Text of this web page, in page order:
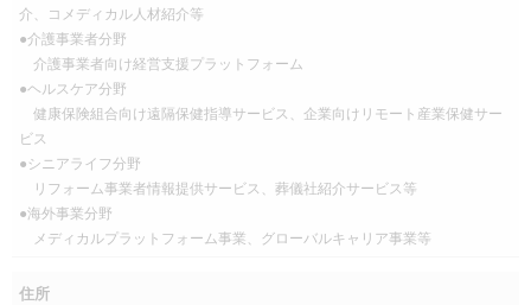
介、コメディカル人材紹介等
●介護事業者分野
介護事業者向け経営支援プラットフォーム
●ヘルスケア分野
健康保険組合向け遠隔保健指導サービス、企業向けリモート産業保健サー
ビス
●シニアライフ分野
リフォーム事業者情報提供サービス、葬儀社紹介サービス等
●海外事業分野
メディカルプラットフォーム事業、グローバルキャリア事業等
住所